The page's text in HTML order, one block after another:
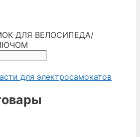
ДЛЯ ВЕЛОСИПЕДА/
для электросамокатов